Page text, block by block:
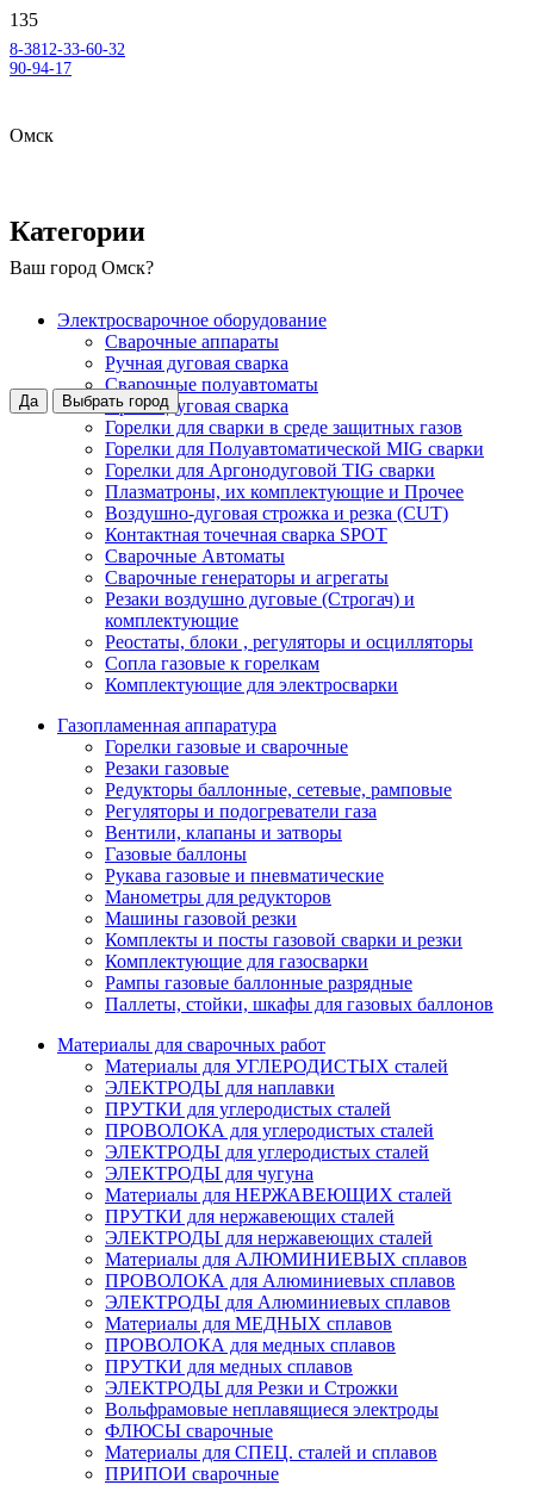
8-3812-33-60-32
90-94-17
Омск
Ваш город Омск?
Да Выбрать город
Категории
Электросварочное оборудование
Сварочные аппараты
Ручная дуговая сварка
Сварочные полуавтоматы
Аргонодуговая сварка
Горелки для сварки в среде защитных газов
Горелки для Полуавтоматической MIG сварки
Горелки для Аргонодуговой TIG сварки
Плазматроны, их комплектующие и Прочее
Воздушно-дуговая строжка и резка (CUT)
Контактная точечная сварка SPOT
Сварочные Автоматы
Сварочные генераторы и агрегаты
Резаки воздушно дуговые (Строгач) и
комплектующие
Реостаты, блоки , регуляторы и осцилляторы
Сопла газовые к горелкам
Комплектующие для электросварки
Газопламенная аппаратура
Горелки газовые и сварочные
Резаки газовые
Редукторы баллонные, сетевые, рамповые
Регуляторы и подогреватели газа
Вентили, клапаны и затворы
Газовые баллоны
Рукава газовые и пневматические
Манометры для редукторов
Машины газовой резки
Комплекты и посты газовой сварки и резки
Комплектующие для газосварки
Рампы газовые баллонные разрядные
Паллеты, стойки, шкафы для газовых баллонов
Материалы для сварочных работ
Материалы для УГЛЕРОДИСТЫХ сталей
ЭЛЕКТРОДЫ для наплавки
ПРУТКИ для углеродистых сталей
ПРОВОЛОКА для углеродистых сталей
ЭЛЕКТРОДЫ для углеродистых сталей
ЭЛЕКТРОДЫ для чугуна
Материалы для НЕРЖАВЕЮЩИХ сталей
ПРУТКИ для нержавеющих сталей
ЭЛЕКТРОДЫ для нержавеющих сталей
Материалы для АЛЮМИНИЕВЫХ сплавов
ПРОВОЛОКА для Алюминиевых сплавов
ЭЛЕКТРОДЫ для Алюминиевых сплавов
Материалы для МЕДНЫХ сплавов
ПРОВОЛОКА для медных сплавов
ПРУТКИ для медных сплавов
ЭЛЕКТРОДЫ для Резки и Строжки
Вольфрамовые неплавящиеся электроды
ФЛЮСЫ сварочные
Материалы для СПЕЦ. сталей и сплавов
ПРИПОИ сварочные